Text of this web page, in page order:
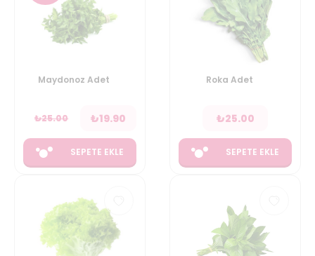
Maydonoz Adet
₺25.00 ₺19.90
SEPETE EKLE
Roka Adet
₺25.00
SEPETE EKLE